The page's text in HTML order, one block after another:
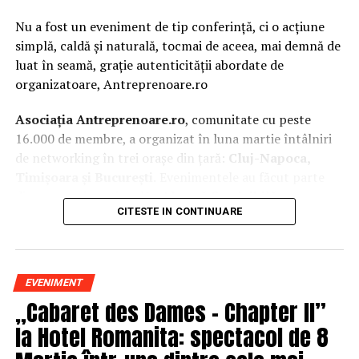
Nu a fost un eveniment de tip conferință, ci o acțiune
simplă, caldă și naturală, tocmai de aceea, mai demnă de
luat în seamă, grație autenticității abordate de
organizatoare, Antreprenoare.ro
Asociația Antreprenoare.ro, comunitate cu peste
16.000 de membre, a organizat în luna martie întâlniri
de networking în trei orașe din țară:
Cluj-Napoca,
campania națională„Aleg să fiu vizibilă„, o
inițiativă care combină sesiuni de fotografie de brand
prezentă, cu numele tău și cu afacerea ta, în spațiul
public.
La Cluj-Napoca, sesiunile foto au fost susținute de doi
fotografi profesioniști:Valentina Mihalache
(lightsun.ro) șiDeni Sîrb(DA Studio). Valentina a venit
CITESTE IN CONTINUARE
EVENIMENT
„Cabaret des Dames – Chapter II”
la Hotel Romanita: spectacol de 8